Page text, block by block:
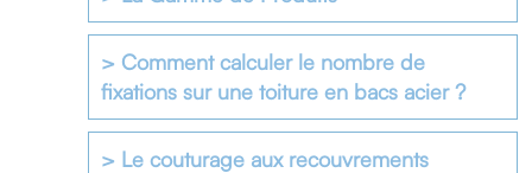
> Comment calculer le nombre de
fixations sur une toiture en bacs acier ?
> Le couturage aux recouvrements